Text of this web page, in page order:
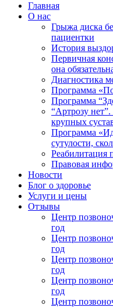
Главная
О нас
Грыжа диска
пациентки
История
Первичная
она
Диагностика
Программа
Программа
“Артрозу
крупных
Программа
сутулости,
Реабилитация
Правовая
Новости
Блог о здоровье
Услуги и цены
Отзывы
Центр
год
Центр
год
Центр
год
Центр
год
Центр